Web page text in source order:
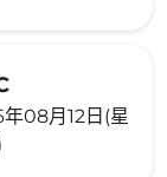
08月12日(星